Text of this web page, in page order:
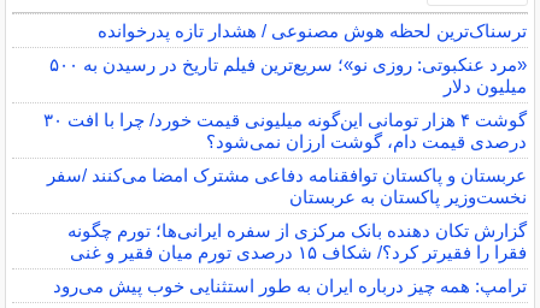
ترسناک‌ترین لحظه هوش مصنوعی / هشدار تازه پدرخوانده
«مرد عنکبوتی: روزی نو»؛ سریع‌ترین فیلم تاریخ در رسیدن به ۵۰۰
میلیون دلار
گوشت ۴ هزار تومانی این‌گونه میلیونی قیمت خورد/ چرا با افت ۳۰
درصدی قیمت دام، گوشت ارزان نمی‌شود؟
عربستان و پاکستان توافقنامه دفاعی مشترک امضا می‌کنند /سفر
نخست‌وزیر پاکستان به عربستان
گزارش تکان‌ دهنده بانک مرکزی از سفره ایرانی‌ها؛ تورم چگونه
فقرا را فقیرتر کرد؟/ شکاف ۱۵ درصدی تورم میان فقیر و غنی
ترامپ: همه چیز درباره ایران به طور استثنایی خوب پیش می‌رود